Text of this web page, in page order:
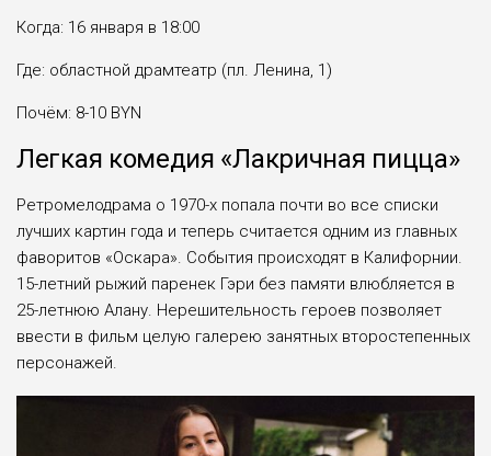
Когда: 16 января в 18:00
Где: областной драмтеатр (пл. Ленина, 1)
Почём: 8-10 BYN
Легкая комедия «Лакричная пицца»
Ретромелодрама о 1970-х попала почти во все списки
лучших картин года и теперь считается одним из главных
фаворитов «Оскара». События происходят в Калифорнии.
15-летний рыжий паренек Гэри без памяти влюбляется в
25-летнюю Алану. Нерешительность героев позволяет
ввести в фильм целую галерею занятных второстепенных
персонажей.